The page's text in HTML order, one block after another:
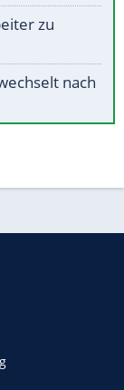
zu
nach